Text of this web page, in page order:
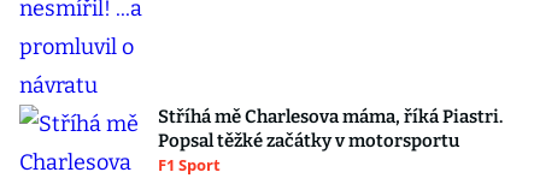
Stříhá mě Charlesova máma, říká Piastri.
Popsal těžké začátky v motorsportu
F1 Sport